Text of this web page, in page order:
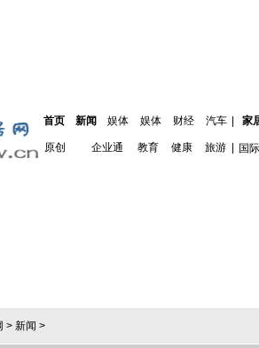
首页 新闻 娱体 娱体 财经 汽车 家
原创 企业通 教育 健康 旅游 国际
> 新闻 >